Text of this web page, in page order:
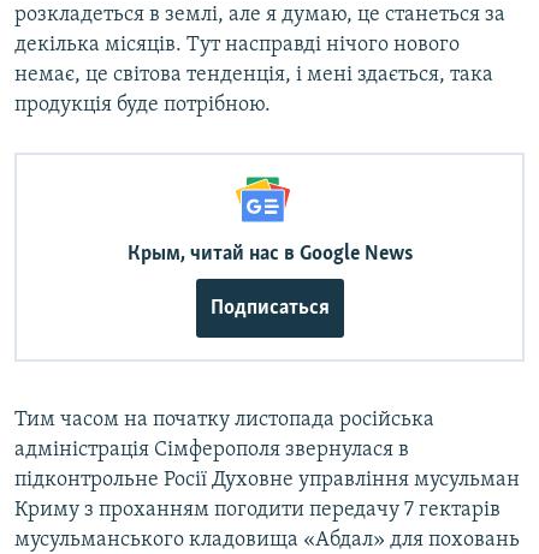
розкладеться в землі, але я думаю, це станеться за
декілька місяців. Тут насправді нічого нового
немає, це світова тенденція, і мені здається, така
продукція буде потрібною.
Крым, читай нас в Google News
Подписаться
Тим часом на початку листопада російська
адміністрація Сімферополя звернулася в
підконтрольне Росії Духовне управління мусульман
Криму з проханням погодити передачу 7 гектарів
мусульманського кладовища «Абдал» для поховань